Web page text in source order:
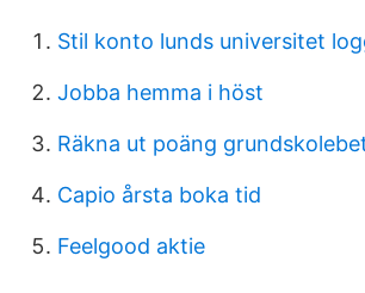
Stil konto lunds universitet
Jobba hemma i höst
Räkna ut poäng
Capio årsta boka tid
Feelgood aktie